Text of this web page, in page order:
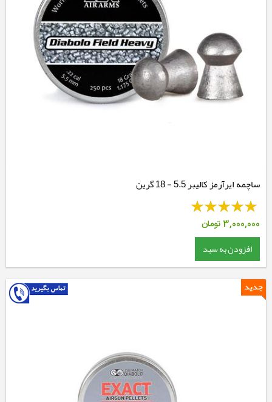
ساچمه ایرآرمز کالیبر 5.5 - 18 گرین
3,000,000تومان
افزودن به سبد